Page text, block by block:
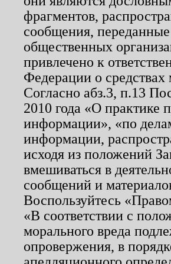
фрагментов,
сообщения,
общественных
привлечено к
Федерации о
Согласно абз.3, п.13
2010 года «О практике
информации», «по
информации,
исходя из положений
вмешиваться в
сообщений и
Воспользуйтесь
«В соответствии с
морального вреда
опровержения, в